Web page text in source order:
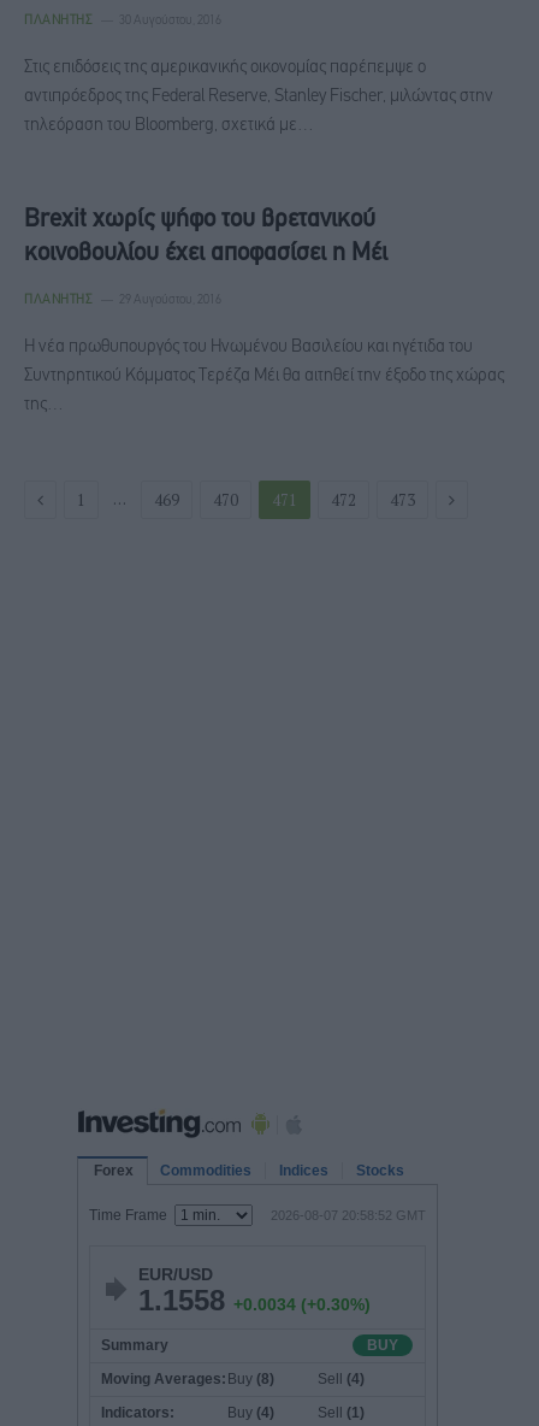
ΠΛΑΝΉΤΗΣ 30 Αυγούστου, 2016
Στις επιδόσεις της αμερικανικής οικονομίας παρέπεμψε ο
αντιπρόεδρος της Federal Reserve, Stanley Fischer, μιλώντας στην
τηλεόραση του Bloomberg, σχετικά με…
Brexit χωρίς ψήφο του βρετανικού
κοινοβουλίου έχει αποφασίσει η Μέι
ΠΛΑΝΉΤΗΣ 29 Αυγούστου, 2016
Η νέα πρωθυπουργός του Ηνωμένου Βασιλείου και ηγέτιδα του
Συντηρητικού Κόμματος Τερέζα Μέι θα αιτηθεί την έξοδο της χώρας
της…
Previous
1 … 469 470 471 472 473 Next